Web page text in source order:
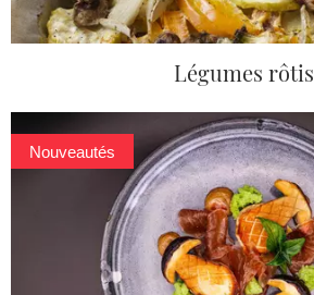
Légumes rôtis
Nouveautés